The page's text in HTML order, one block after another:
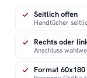
Seitlich offen
Handtücher
Rechts oder
Anschluss
Format 60x180